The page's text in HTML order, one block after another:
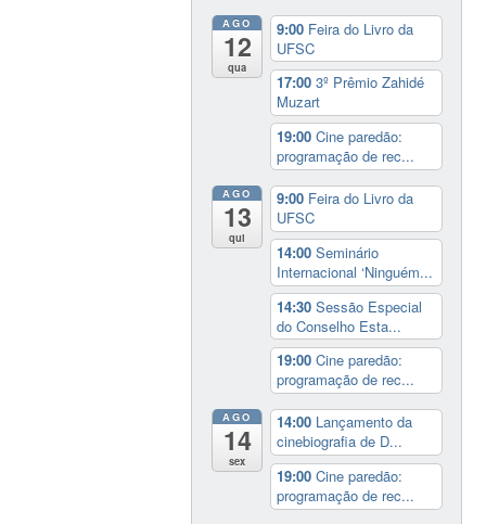
AGO
12
qua
9:00 Feira do Livro da
UFSC
17:003º Prêmio Zahidé
Muzart
19:00Cine paredão:
programação de rec...
AGO
13
qui
9:00 Feira do Livro da
UFSC
14:00Seminário
Internacional ‘Ninguém...
14:30Sessão Especial
do Conselho Esta...
19:00Cine paredão:
programação de rec...
AGO
14
sex
14:00 Lançamento da
cinebiografia de D...
19:00Cine paredão:
programação de rec...